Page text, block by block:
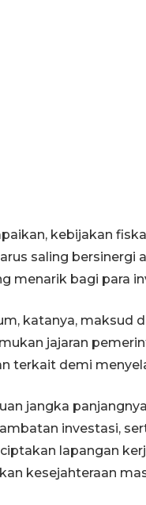
kebijakan
saling
menarik bagi para
katanya, maksud
jajaran
terkait demi
jangka
investasi,
lapangan
kesejahteraan